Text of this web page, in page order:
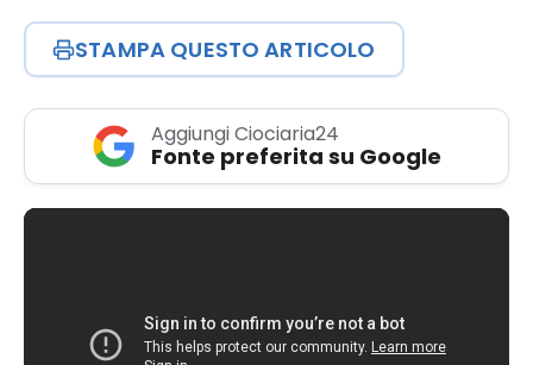
STAMPA QUESTO ARTICOLO
Aggiungi Ciociaria24
Fonte preferita su Google